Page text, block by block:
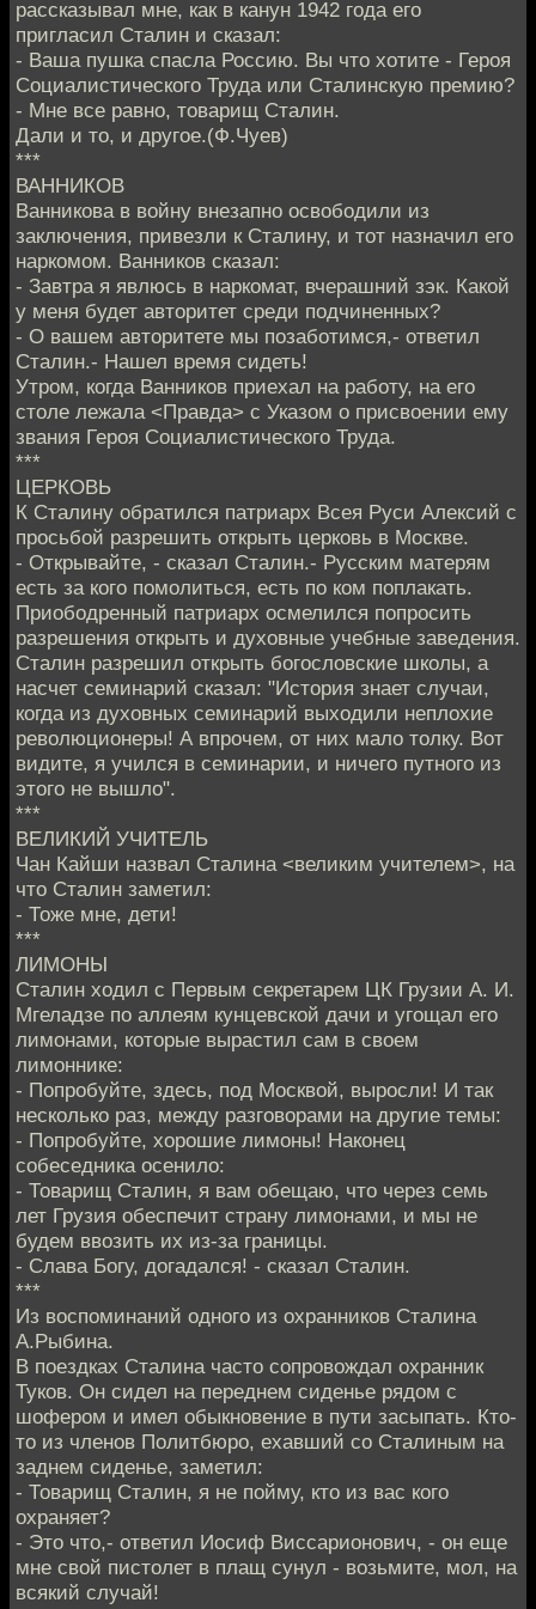
рассказывал мне, как в канун 1942 года его
пригласил Сталин и сказал:
- Ваша пушка спасла Россию. Вы что хотите - Героя
Социалистического Труда или Сталинскую премию?
- Мне все равно, товарищ Сталин.
Дали и то, и другое.(Ф.Чуев)
***
ВАННИКОВ
Ванникова в войну внезапно освободили из
заключения, привезли к Сталину, и тот назначил его
наркомом. Ванников сказал:
- Завтра я явлюсь в наркомат, вчерашний зэк. Какой
у меня будет авторитет среди подчиненных?
- О вашем авторитете мы позаботимся,- ответил
Сталин.- Нашел время сидеть!
Утром, когда Ванников приехал на работу, на его
столе лежала <Правда> с Указом о присвоении ему
звания Героя Социалистического Труда.
***
ЦЕРКОВЬ
К Сталину обратился патриарх Всея Руси Алексий с
просьбой разрешить открыть церковь в Москве.
- Открывайте, - сказал Сталин.- Русским матерям
есть за кого помолиться, есть по ком поплакать.
Приободренный патриарх осмелился попросить
разрешения открыть и духовные учебные заведения.
Сталин разрешил открыть богословские школы, а
насчет семинарий сказал: "История знает случаи,
когда из духовных семинарий выходили неплохие
революционеры! А впрочем, от них мало толку. Вот
видите, я учился в семинарии, и ничего путного из
этого не вышло".
***
ВЕЛИКИЙ УЧИТЕЛЬ
Чан Кайши назвал Сталина <великим учителем>, на
что Сталин заметил:
- Тоже мне, дети!
***
ЛИМОНЫ
Сталин ходил с Первым секретарем ЦК Грузии А. И.
Мгеладзе по аллеям кунцевской дачи и угощал его
лимонами, которые вырастил сам в своем
лимоннике:
- Попробуйте, здесь, под Москвой, выросли! И так
несколько раз, между разговорами на другие темы:
- Попробуйте, хорошие лимоны! Наконец
собеседника осенило:
- Товарищ Сталин, я вам обещаю, что через семь
лет Грузия обеспечит страну лимонами, и мы не
будем ввозить их из-за границы.
- Слава Богу, догадался! - сказал Сталин.
***
Из воспоминаний одного из охранников Сталина
А.Рыбина.
В поездках Сталина часто сопровождал охранник
Туков. Он сидел на переднем сиденье рядом с
шофером и имел обыкновение в пути засыпать. Кто-
то из членов Политбюро, ехавший со Сталиным на
заднем сиденье, заметил:
- Товарищ Сталин, я не пойму, кто из вас кого
охраняет?
- Это что,- ответил Иосиф Виссарионович, - он еще
мне свой пистолет в плащ сунул - возьмите, мол, на
всякий случай!